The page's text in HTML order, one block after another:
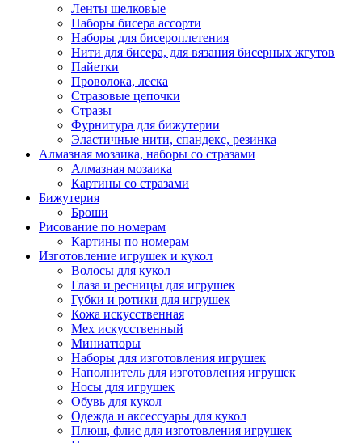
Ленты шелковые
Наборы бисера ассорти
Наборы для бисероплетения
Нити для бисера, для вязания бисерных жгутов
Пайетки
Проволока, леска
Стразовые цепочки
Стразы
Фурнитура для бижутерии
Эластичные нити, спандекс, резинка
Алмазная мозаика, наборы со стразами
Алмазная мозаика
Картины co стразами
Бижутерия
Броши
Рисование по номерам
Картины по номерам
Изготовление игрушек и кукол
Волосы для кукол
Глаза и ресницы для игрушек
Губки и ротики для игрушек
Кожа искусственная
Мех искусственный
Миниатюры
Наборы для изготовления игрушек
Наполнитель для изготовления игрушек
Носы для игрушек
Обувь для кукол
Одежда и аксессуары для кукол
Плюш, флис для изготовления игрушек